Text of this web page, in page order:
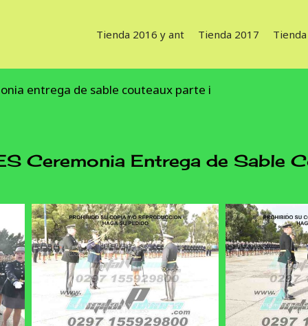
Tienda 2016 y ant Tienda 2017
entrega de sable couteaux parte i
Ceremonia Entrega de Sable